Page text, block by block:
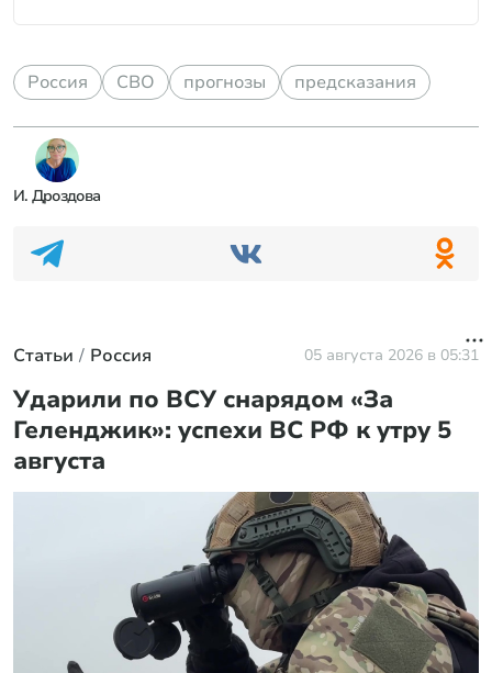
Россия СВО прогнозы предсказания
И. Дроздова
споре за Курилы
Европа прозревает: действия Киева становятся
Ученые предложили сократить население
планеты: в чем причина
Путин отправил 13 тысяч военных туда, где их
никто не жал